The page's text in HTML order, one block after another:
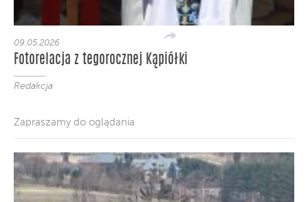
09.05.2026
Fotorelacja z tegorocznej Kąpiółki
Redakcja
Zapraszamy do oglądania